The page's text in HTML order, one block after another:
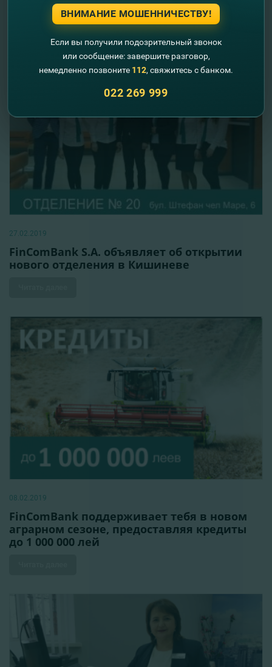
Читать далее
27.02.2019
FinComBank S.A. объявляет об открытии
нового отделения в Кишиневе
08.02.2019
FinComBank поддерживает тебя в новом
аграрном сезоне, предоставляя кредиты
до 1 000 000 лей
ВНИМАНИЕ МОШЕННИЧЕСТВУ!
Если вы получили подозрительный звонок
или сообщение: завершите разговор,
немедленно позвоните 112, свяжитесь с банком.
022 269 999